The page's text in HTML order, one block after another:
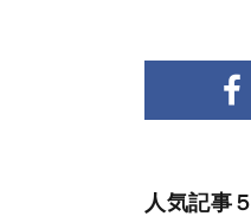
人気記事５